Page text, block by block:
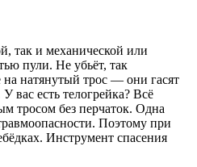
так и механической или
пули. Не убьёт, так
на натянутый трос — они гасят
вас есть телогрейка? Всё
тросом без перчаток. Одна
Поэтому при
Инструмент спасения